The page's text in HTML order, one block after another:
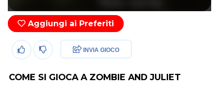
Aggiungi ai Preferiti
INVIA GIOCO
COME SI GIOCA A ZOMBIE AND JULIET